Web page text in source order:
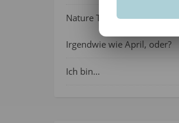
Nature Thursday 21/2026 –
Irgendwie wie April, oder?
Ich bin…